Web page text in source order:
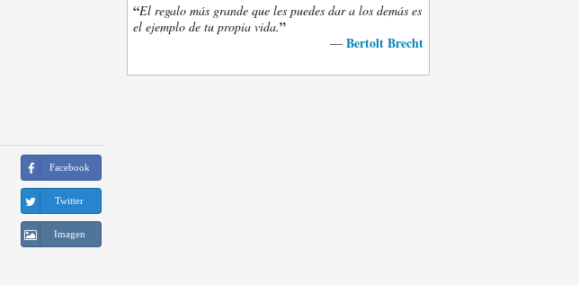
Facebook
Twitter
Imagen
“El regalo más grande que les puedes dar a los demás es
el ejemplo de tu propia vida.”
— Bertolt Brecht